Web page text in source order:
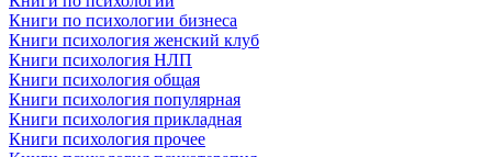
Книги по психологии бизнеса
Книги психология женский клуб
Книги психология НЛП
Книги психология общая
Книги психология популярная
Книги психология прикладная
Книги психология прочее